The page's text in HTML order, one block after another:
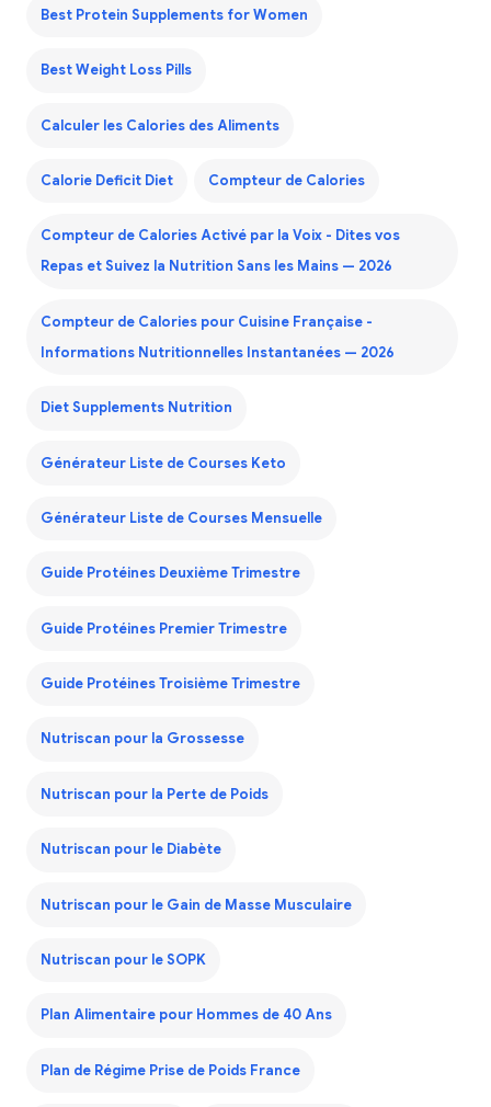
Best Protein Supplements for Women
Best Weight Loss Pills
Calculer les Calories des Aliments
Calorie Deficit Diet Compteur de Calories
Compteur de Calories Activé par la Voix - Dites vos
Repas et Suivez la Nutrition Sans les Mains — 2026
Compteur de Calories pour Cuisine Française -
Informations Nutritionnelles Instantanées — 2026
Diet Supplements Nutrition
Générateur Liste de Courses Keto
Générateur Liste de Courses Mensuelle
Guide Protéines Deuxième Trimestre
Guide Protéines Premier Trimestre
Guide Protéines Troisième Trimestre
Nutriscan pour la Grossesse
Nutriscan pour la Perte de Poids
Nutriscan pour le Diabète
Nutriscan pour le Gain de Masse Musculaire
Nutriscan pour le SOPK
Plan Alimentaire pour Hommes de 40 Ans
Plan de Régime Prise de Poids France